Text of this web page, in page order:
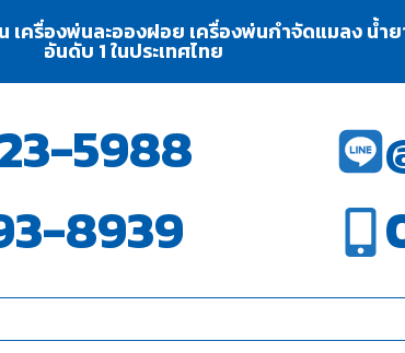
รื่องพ่นละอองฝอย เครื่องพ่นกำจัดแมลง น้ำย
อันดับ 1 ในประเทศไทย
5988
8939